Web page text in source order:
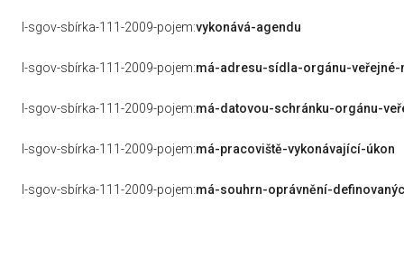
l-sgov-sbírka-111-2009-pojem:vykonává-agendu
l-sgov-sbírka-111-2009-pojem:má-adresu-sídla-orgánu-
l-sgov-sbírka-111-2009-pojem:má-datovou-schránku-orgánu-
l-sgov-sbírka-111-2009-pojem:má-pracoviště-vykonávající-úkon
l-sgov-sbírka-111-2009-pojem:má-souhrn-oprávnění-